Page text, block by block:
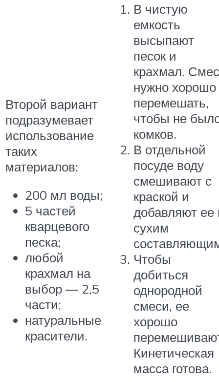
Второй вариант
подразумевает
использование
таких
материалов:
200 мл воды;
5 частей
кварцевого
песка;
любой
крахмал на
выбор — 2,5
части;
натуральные
красители.
В чистую
емкость
высыпают
песок и
крахмал.
нужно хорошо
перемешать,
чтобы не
комков.
В отдельной
посуде воду
смешивают с
краской и
добавляют ее
сухим
Чтобы
добиться
однородной
смеси, ее
хорошо
Кинетическая
масса готова.